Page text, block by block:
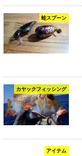
蛙スプーン
カヤックフィッシング
アイテム